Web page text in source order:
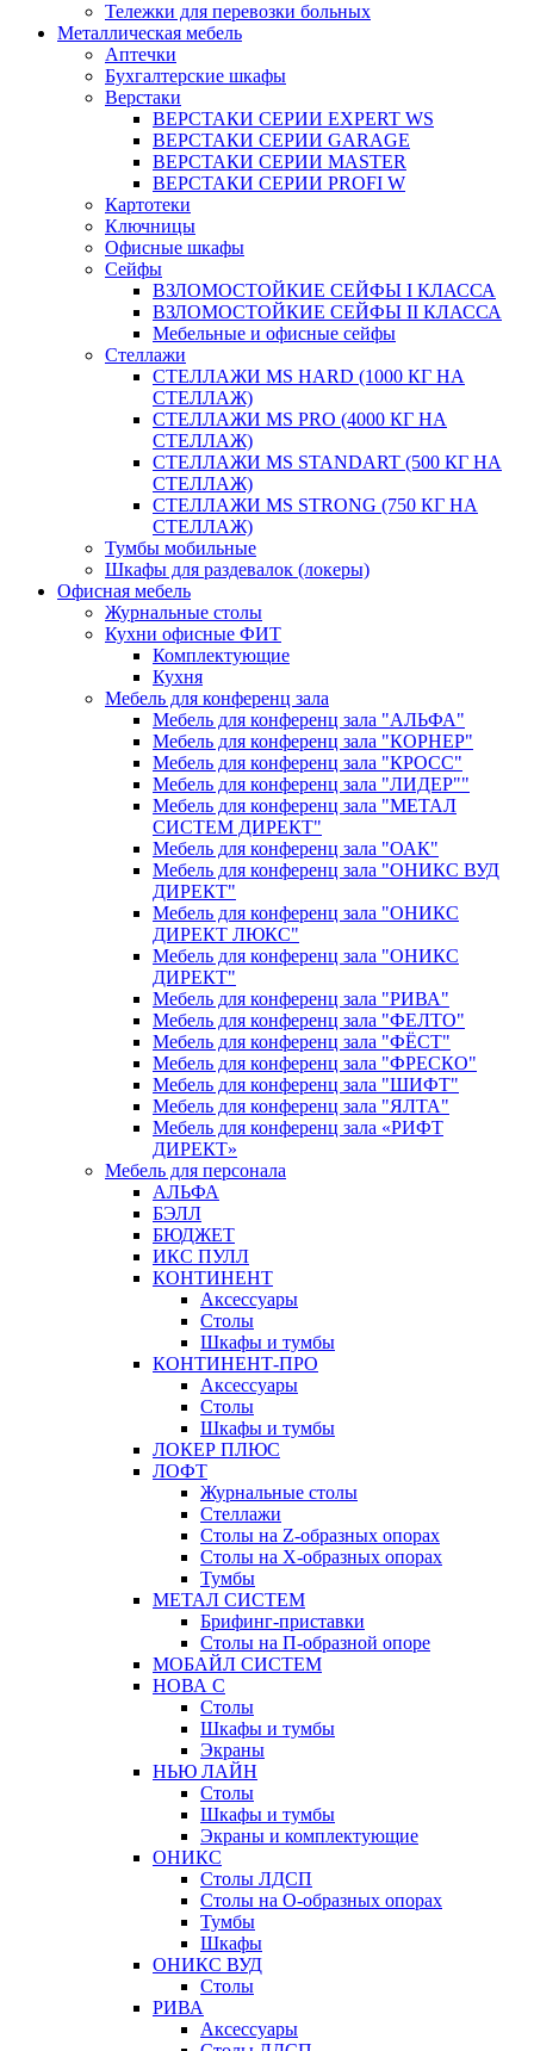
Тележки для перевозки больных
Металлическая мебель
Аптечки
Бухгалтерские шкафы
Верстаки
ВЕРСТАКИ СЕРИИ EXPERT WS
ВЕРСТАКИ СЕРИИ GARAGE
ВЕРСТАКИ СЕРИИ MASTER
ВЕРСТАКИ СЕРИИ PROFI W
Картотеки
Ключницы
Офисные шкафы
Сейфы
ВЗЛОМОСТОЙКИЕ СЕЙФЫ I КЛАССА
ВЗЛОМОСТОЙКИЕ СЕЙФЫ II КЛАССА
Мебельные и офисные сейфы
Стеллажи
СТЕЛЛАЖИ MS HARD (1000 КГ НА
СТЕЛЛАЖ)
СТЕЛЛАЖИ MS PRO (4000 КГ НА
СТЕЛЛАЖ)
СТЕЛЛАЖИ MS STANDART (500 КГ НА
СТЕЛЛАЖ)
СТЕЛЛАЖИ MS STRONG (750 КГ НА
СТЕЛЛАЖ)
Тумбы мобильные
Шкафы для раздевалок (локеры)
Офисная мебель
Журнальные столы
Кухни офисные ФИТ
Комплектующие
Кухня
Мебель для конференц зала
Мебель для конференц зала "АЛЬФА"
Мебель для конференц зала "КОРНЕР"
Мебель для конференц зала "КРОСС"
Мебель для конференц зала "ЛИДЕР""
Мебель для конференц зала "МЕТАЛ
СИСТЕМ ДИРЕКТ"
Мебель для конференц зала "ОАК"
Мебель для конференц зала "ОНИКС ВУД
ДИРЕКТ"
Мебель для конференц зала "ОНИКС
ДИРЕКТ ЛЮКС"
Мебель для конференц зала "ОНИКС
ДИРЕКТ"
Мебель для конференц зала "РИВА"
Мебель для конференц зала "ФЕЛТО"
Мебель для конференц зала "ФЁСТ"
Мебель для конференц зала "ФРЕСКО"
Мебель для конференц зала "ШИФТ"
Мебель для конференц зала "ЯЛТА"
Мебель для конференц зала «РИФТ
ДИРЕКТ»
Мебель для персонала
АЛЬФА
БЭЛЛ
БЮДЖЕТ
ИКС ПУЛЛ
КОНТИНЕНТ
Аксессуары
Столы
Шкафы и тумбы
КОНТИНЕНТ-ПРО
Аксессуары
Столы
Шкафы и тумбы
ЛОКЕР ПЛЮС
ЛОФТ
Журнальные столы
Стеллажи
Столы на Z-образных опорах
Столы на Х-образных опорах
Тумбы
МЕТАЛ СИСТЕМ
Брифинг-приставки
Столы на П-образной опоре
МОБАЙЛ СИСТЕМ
НОВА С
Столы
Шкафы и тумбы
Экраны
НЬЮ ЛАЙН
Столы
Шкафы и тумбы
Экраны и комплектующие
ОНИКС
Столы ЛДСП
Столы на О-образных опорах
Тумбы
Шкафы
ОНИКС ВУД
Столы
РИВА
Аксессуары